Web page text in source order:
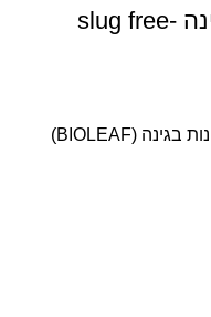
תכשיר דוחה חשופיות בגינה -slug free
תכשיר טבעי לדחיית חשופיות וחלזונות בגינה (BIOLEAF)